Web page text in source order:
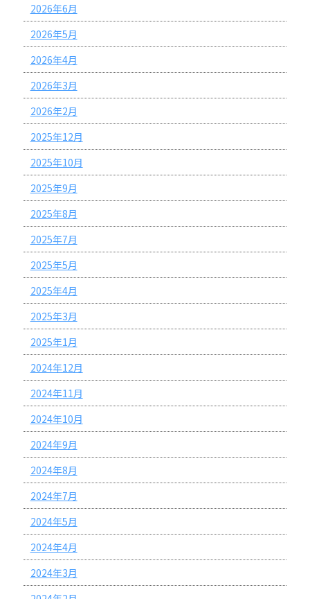
2026年6月
2026年5月
2026年4月
2026年3月
2026年2月
2025年12月
2025年10月
2025年9月
2025年8月
2025年7月
2025年5月
2025年4月
2025年3月
2025年1月
2024年12月
2024年11月
2024年10月
2024年9月
2024年8月
2024年7月
2024年5月
2024年4月
2024年3月